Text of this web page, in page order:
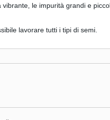
le impurità grandi e
lavorare tutti i tipi di semi.